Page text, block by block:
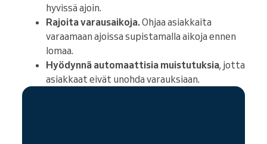
hyvissä ajoin.
Rajoita varausaikoja.Ohjaa asiakkaita
varaamaan ajoissa supistamalla aikoja ennen
lomaa.
Hyödynnä automaattisia muistutuksia, jotta
asiakkaat eivät unohda varauksiaan.